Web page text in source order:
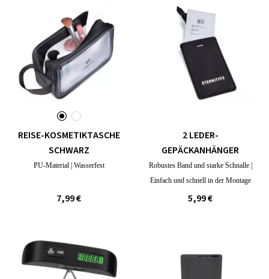
REISE-KOSMETIKTASCHE
SCHWARZ
PU-Material | Wasserfest
7,99 €
2 LEDER-
GEPÄCKANHÄNGER
Robustes Band und starke Schnalle |
Einfach und schnell in der Montage
5,99 €